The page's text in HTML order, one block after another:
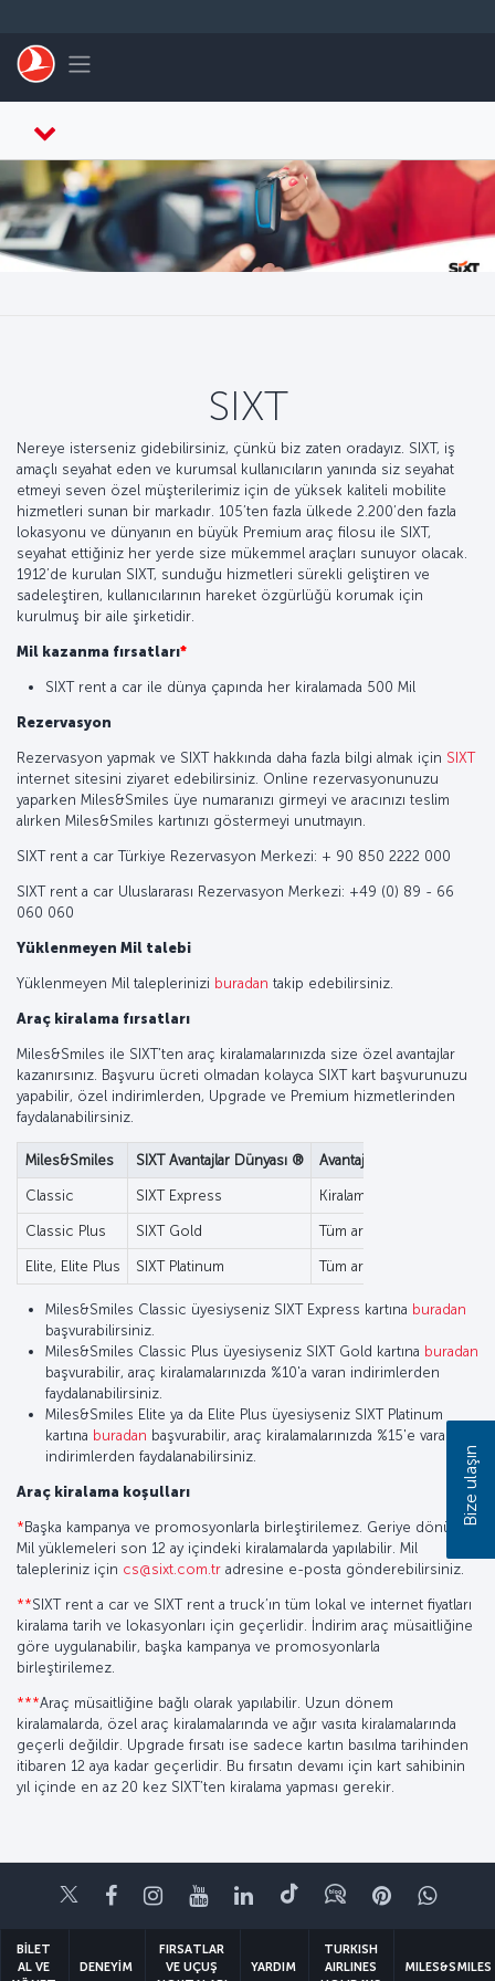
Toggle navigation
SIXT
Nereye isterseniz gidebilirsiniz, çünkü biz zaten oradayız. SIXT, iş
amaçlı seyahat eden ve kurumsal kullanıcıların yanında siz seyahat
etmeyi seven özel müşterilerimiz için de yüksek kaliteli mobilite
hizmetleri sunan bir markadır. 105’ten fazla ülkede 2.200’den fazla
lokasyonu ve dünyanın en büyük Premium araç filosu ile SIXT,
seyahat ettiğiniz her yerde size mükemmel araçları sunuyor olacak.
1912’de kurulan SIXT, sunduğu hizmetleri sürekli geliştiren ve
sadeleştiren, kullanıcılarının hareket özgürlüğü korumak için
kurulmuş bir aile şirketidir.
Mil kazanma fırsatları*
SIXT rent a car ile dünya çapında her kiralamada 500 Mil
Rezervasyon
Rezervasyon yapmak ve SIXT hakkında daha fazla bilgi almak için SIXT
internet sitesini ziyaret edebilirsiniz. Online rezervasyonunuzu
yaparken Miles&Smiles üye numaranızı girmeyi ve aracınızı teslim
alırken Miles&Smiles kartınızı göstermeyi unutmayın.
SIXT rent a car Türkiye Rezervasyon Merkezi: + 90 850 2222 000
SIXT rent a car Uluslararası Rezervasyon Merkezi: +49 (0) 89 - 66
060 060
Yüklenmeyen Mil talebi
Yüklenmeyen Mil taleplerinizi buradan takip edebilirsiniz.
Araç kiralama fırsatları
Miles&Smiles ile SIXT’ten araç kiralamalarınızda size özel avantajlar
kazanırsınız. Başvuru ücreti olmadan kolayca SIXT kart başvurunuzu
yapabilir, özel indirimlerden, Upgrade ve Premium hizmetlerinden
faydalanabilirsiniz.
Miles&Smiles SIXT Avantajlar Dünyası ® Avantajlar
Classic SIXT Express Kiralama işlemlerinizi
Classic Plus SIXT Gold Tüm araç
Elite, Elite Plus SIXT Platinum Tüm araç
Miles&Smiles Classic üyesiyseniz SIXT Express kartına buradan
başvurabilirsiniz.
Miles&Smiles Classic Plus üyesiyseniz SIXT Gold kartına buradan
başvurabilir, araç kiralamalarınızda %10'a varan indirimlerden
faydalanabilirsiniz.
Miles&Smiles Elite ya da Elite Plus üyesiyseniz SIXT Platinum
kartına buradan başvurabilir, araç kiralamalarınızda %15'e varan
indirimlerden faydalanabilirsiniz.
Araç kiralama koşulları
* Başka kampanya ve promosyonlarla birleştirilemez. Geriye dönük
Mil yüklemeleri son 12 ay içindeki kiralamalarda yapılabilir. Mil
talepleriniz için cs@sixt.com.tr adresine e-posta gönderebilirsiniz.
**SIXT rent a car ve SIXT rent a truck’ın tüm lokal ve internet fiyatları
kiralama tarih ve lokasyonları için geçerlidir. İndirim araç müsaitliğine
göre uygulanabilir, başka kampanya ve promosyonlarla
birleştirilemez.
***Araç müsaitliğine bağlı olarak yapılabilir. Uzun dönem
kiralamalarda, özel araç kiralamalarında ve ağır vasıta kiralamalarında
geçerli değildir. Upgrade fırsatı ise sadece kartın basılma tarihinden
itibaren 12 aya kadar geçerlidir. Bu fırsatın devamı için kart sahibinin
yıl içinde en az 20 kez SIXT’ten kiralama yapması gerekir.
TwitterFacebookInstagram
YoutubeLinkedIn
TiktokBlogPinterest
BİLET
AL VE
DENEYİM
FIRSATLAR
VE UÇUŞ
YARDIM
TURKISH
AIRLINES
MILES&SMILES
Bize ulaşın